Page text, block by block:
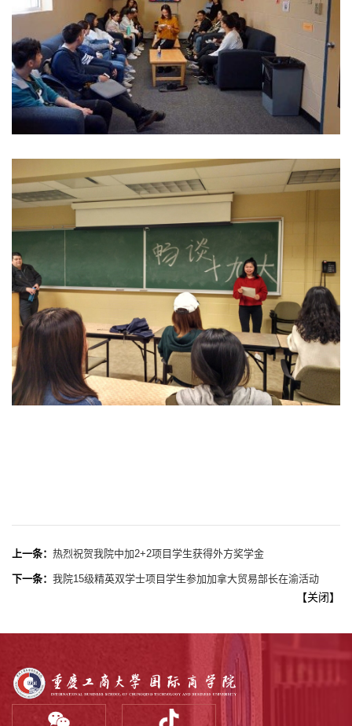
上一条： 热烈祝贺我院中加2+2项目学生获得外方奖学金
下一条： 我院15级精英双学士项目学生参加加拿大贸易部长在渝活动
【关闭】